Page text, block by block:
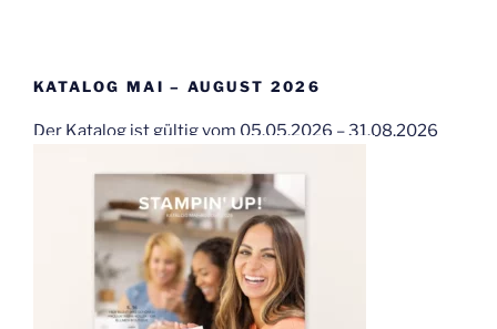
KATALOG MAI – AUGUST 2026
Der Katalog ist gültig vom 05.05.2026 – 31.08.2026